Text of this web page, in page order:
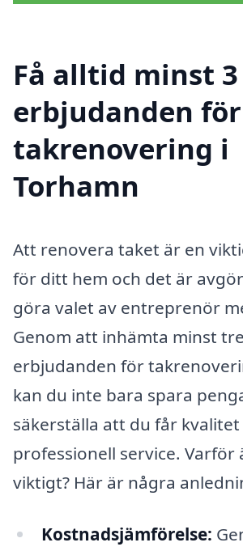
Få alltid minst 3
erbjudanden för
takrenovering i
Torhamn
Att renovera taket är en
för ditt hem och det är
göra valet av entreprenör
Genom att inhämta minst tre
erbjudanden för
kan du inte bara spara
säkerställa att du får kvalitet
professionell service. Varför
viktigt? Här är några
Kostnadsjämförelse: